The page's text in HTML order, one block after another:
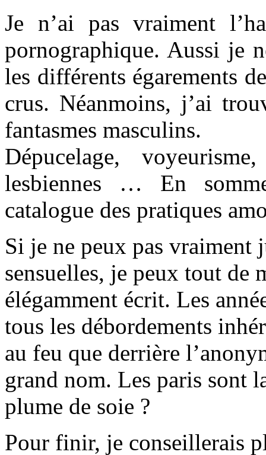
Je n’ai pas vraiment
pornographique. Aussi je
les différents égarements
crus. Néanmoins, j’ai
fantasmes masculins.
Dépucelage,
lesbiennes … En
catalogue des pratiques
Si je ne peux pas vraiment
sensuelles, je peux tout de
élégamment écrit. Les
tous les débordements
au feu que derrière
grand nom. Les paris sont
plume de soie ?
Pour finir, je conseillerais